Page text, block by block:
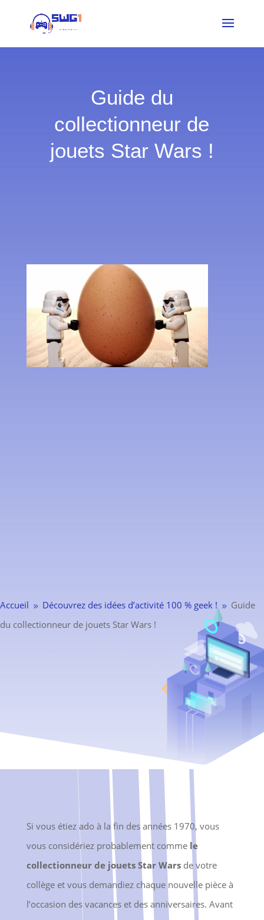
Guide du
collectionneur de
jouets Star Wars !
Accueil 9 Découvrez des idées d’activité 100 % geek ! 9 Guide
du collectionneur de jouets Star Wars !
Si vous étiez ado à la fin des années 1970, vous
vous considériez probablement commele
collectionneur de jouets Star Wars de votre
collège et vous demandiez chaque nouvelle pièce à
l’occasion des vacances et des anniversaires. Avant